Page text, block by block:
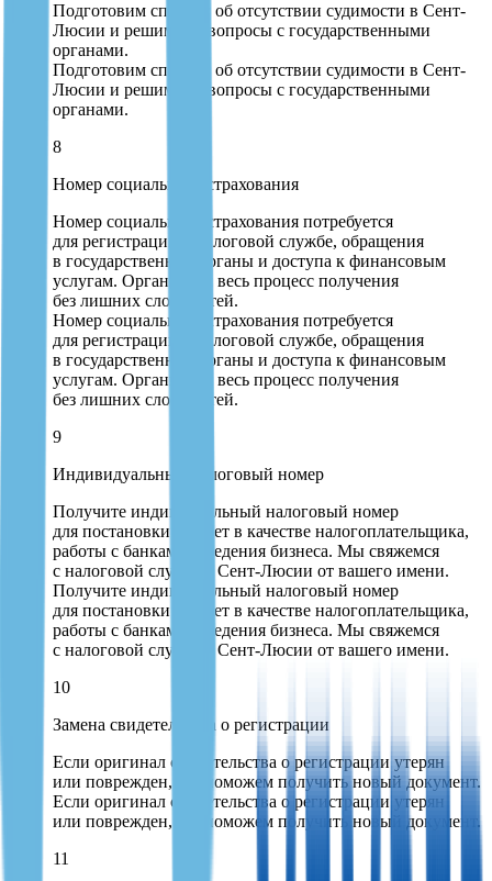
Подготовим справку об отсутствии судимости в Сент-
Люсии и решим все вопросы с государственными
органами.
Подготовим справку об отсутствии судимости в Сент-
Люсии и решим все вопросы с государственными
органами.
8
Номер социального страхования
Номер социального страхования потребуется
для регистрации в налоговой службе, обращения
в государственные органы и доступа к финансовым
услугам. Организуем весь процесс получения
без лишних сложностей.
Номер социального страхования потребуется
для регистрации в налоговой службе, обращения
в государственные органы и доступа к финансовым
услугам. Организуем весь процесс получения
без лишних сложностей.
9
Индивидуальный налоговый номер
Получите индивидуальный налоговый номер
для постановки на учет в качестве налогоплательщика,
работы с банками и ведения бизнеса. Мы свяжемся
с налоговой службой Сент-Люсии от вашего имени.
Получите индивидуальный налоговый номер
для постановки на учет в качестве налогоплательщика,
работы с банками и ведения бизнеса. Мы свяжемся
с налоговой службой Сент-Люсии от вашего имени.
10
Замена свидетельства о регистрации
Если оригинал свидетельства о регистрации утерян
или поврежден, мы поможем получить новый документ.
Если оригинал свидетельства о регистрации утерян
или поврежден, мы поможем получить новый документ.
11